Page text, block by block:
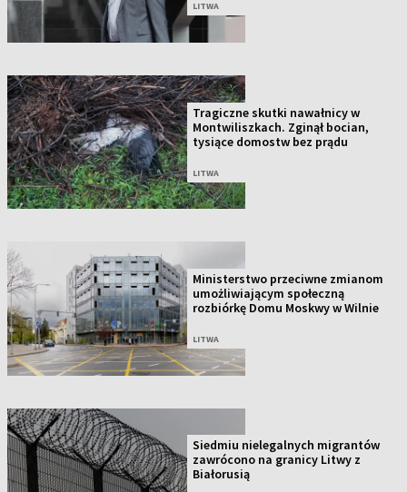
LITWA
Tragiczne skutki nawałnicy w
Montwiliszkach. Zginął bocian,
tysiące domostw bez prądu
LITWA
Ministerstwo przeciwne zmianom
umożliwiającym społeczną
rozbiórkę Domu Moskwy w Wilnie
LITWA
Siedmiu nielegalnych migrantów
zawrócono na granicy Litwy z
Białorusią